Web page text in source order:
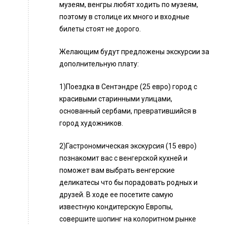
музеям, венгры любят ходить по музеям,
поэтому в столице их много и входные
билеты стоят не дорого.
Желающим будут предложены экскурсии за
дополнительную плату:
1)Поездка в Сентэндре (25 евро) город с
красивыми старинными улицами,
основанный сербами, превратившийся в
город художников.
2)Гастрономическая экскурсия (15 евро)
познакомит вас с венгерской кухней и
поможет вам выбрать венгерские
деликатесы что бы порадовать родных и
друзей. В ходе ее посетите самую
известную кондитерскую Европы,
совершите шопинг на колоритном рынке